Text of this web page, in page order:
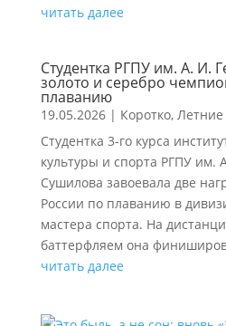
читать далее
Студентка РГПУ им. А. И.
золото и серебро
плаванию
19.05.2026| Коротко,
Студентка 3-го курса
культуры и спорта РГПУ им.
Сушилова завоевала две
России по плаванию в
мастера спорта. На
баттерфляем она
читать далее